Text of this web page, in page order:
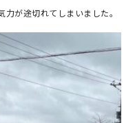
が途切れてしまいました。